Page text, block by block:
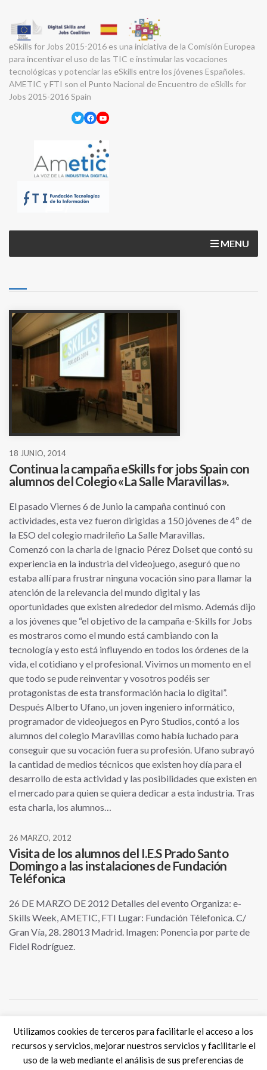
eSkills for Jobs 2015-2016 es una iniciativa de la Comisión Europea
para incentivar el uso de las TIC e instimular las vocaciones
tecnológicas y potenciar las eSkills entre los jóvenes Españoles.
AMETIC y FTI son el Punto Nacional de Encuentro de eSkills for
Jobs 2015-2016 Spain
Twitter
Facebook
YouTube
MENU
18 JUNIO, 2014
Continua la campaña eSkills for jobs Spain con
alumnos del Colegio «La Salle Maravillas».
El pasado Viernes 6 de Junio la campaña continuó con
actividades, esta vez fueron dirigidas a 150 jóvenes de 4º de
la ESO del colegio madrileño La Salle Maravillas.
Comenzó con la charla de Ignacio Pérez Dolset que contó su
experiencia en la industria del videojuego, aseguró que no
estaba allí para frustrar ninguna vocación sino para llamar la
atención de la relevancia del mundo digital y las
oportunidades que existen alrededor del mismo. Además dijo
a los jóvenes que “el objetivo de la campaña e-Skills for Jobs
es mostraros como el mundo está cambiando con la
tecnología y esto está influyendo en todos los órdenes de la
vida, el cotidiano y el profesional. Vivimos un momento en el
que todo se pude reinventar y vosotros podéis ser
protagonistas de esta transformación hacia lo digital”.
Después Alberto Ufano, un joven ingeniero informático,
programador de videojuegos en Pyro Studios, contó a los
alumnos del colegio Maravillas como había luchado para
conseguir que su vocación fuera su profesión. Ufano subrayó
la cantidad de medios técnicos que existen hoy día para el
desarrollo de esta actividad y las posibilidades que existen en
el mercado para quien se quiera dedicar a esta industria. Tras
esta charla, los alumnos…
26 MARZO, 2012
Visita de los alumnos del I.E.S Prado Santo
Domingo a las instalaciones de Fundación
Teléfonica
26 DE MARZO DE 2012 Detalles del evento Organiza: e-
Skills Week, AMETIC, FTI Lugar: Fundación Télefonica. C/
Gran Vía, 28. 28013 Madrid. Imagen: Ponencia por parte de
Fidel Rodríguez.
Tweets por @eSkills4Jobs
Utilizamos cookies de terceros para facilitarle el acceso a los
recursos y servicios, mejorar nuestros servicios y facilitarle el
uso de la web mediante el análisis de sus preferencias de